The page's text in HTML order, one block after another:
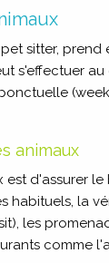
sitter,
s'effectuer
animaux
est d'assurer
habituels, la
les
comme